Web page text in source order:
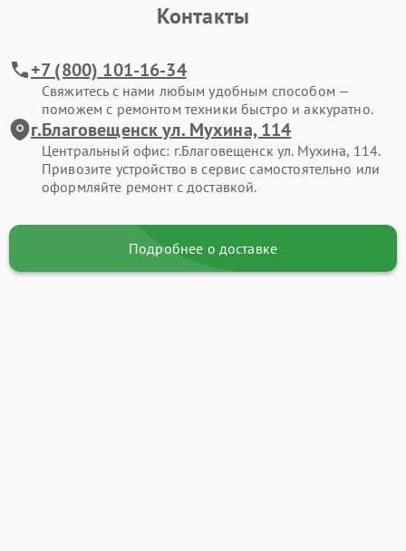
Контакты
+7 (800) 101-16-34
Свяжитесь с нами любым удобным способом —
поможем с ремонтом техники быстро и аккуратно.
г.Благовещенск ул. Мухина, 114
Центральный офис: г.Благовещенск ул. Мухина, 114.
Привозите устройство в сервис самостоятельно или
оформляйте ремонт с доставкой.
Подробнее о доставке